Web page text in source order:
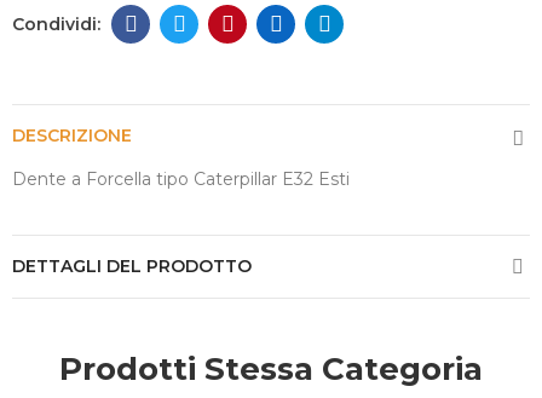
DESCRIZIONE
Dente a Forcella tipo Caterpillar E32 Esti
DETTAGLI DEL PRODOTTO
Prodotti Stessa Categoria